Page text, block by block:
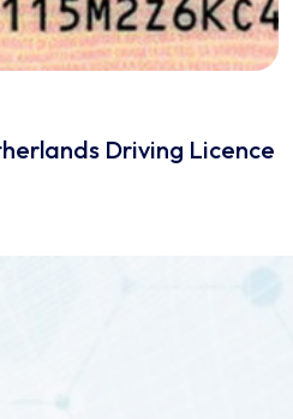
Driving Licence